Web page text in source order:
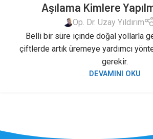
Aşılama Kimlere
Op. Dr. Uzay Yıldırım
Belli bir süre içinde doğal yollarla
çiftlerde artık üremeye yardımcı
gerekir.
DEVAMINI OKU